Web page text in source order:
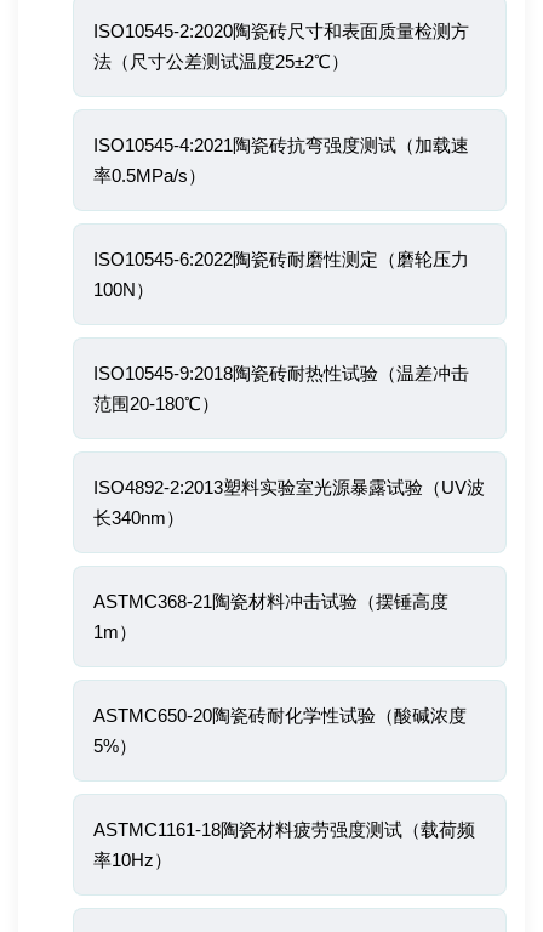
ISO10545-2:2020陶瓷砖尺寸和表面质量检测方
法（尺寸公差测试温度25±2℃）
ISO10545-4:2021陶瓷砖抗弯强度测试（加载速
率0.5MPa/s）
ISO10545-6:2022陶瓷砖耐磨性测定（磨轮压力
100N）
ISO10545-9:2018陶瓷砖耐热性试验（温差冲击
范围20-180℃）
ISO4892-2:2013塑料实验室光源暴露试验（UV波
长340nm）
ASTMC368-21陶瓷材料冲击试验（摆锤高度
1m）
ASTMC650-20陶瓷砖耐化学性试验（酸碱浓度
5%）
ASTMC1161-18陶瓷材料疲劳强度测试（载荷频
率10Hz）